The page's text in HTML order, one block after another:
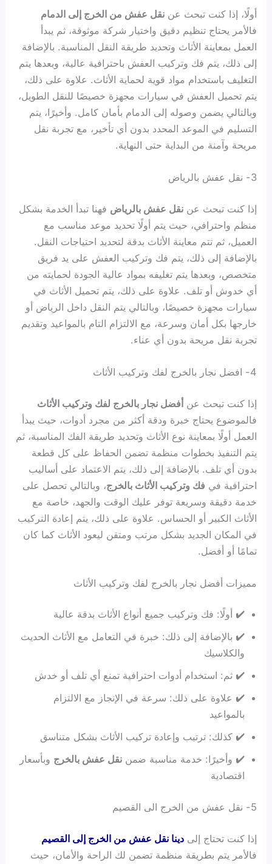
أولًا، إذا كنت تبحث عننقل عفش من الخرج إلى الدمام
فالأمر يحتاج تنظيم دقيق واختيار شركة موثوقة، ثم يبدأ
العمل بمعاينة الأثاث وتحديد طريقة النقل المناسبة. بالإضافة
إلى ذلك، يتم فك وتركيب العفش باحترافية عالية، وبعدها يتم
التغليف باستخدام مواد قوية لحماية الأثاث. علاوة على ذلك،
يتم تحميل العفش في سيارات مجهزة خصيصًا للنقل الطويل،
وبالتالي يضمن وصوله إلى الدمام بأمان كامل. وأخيرًا، يتم
التسليم في الموعد المحدد بدون أي تأخير، مع تجربة نقل
مريحة وآمنة من البداية حتى النهاية.
3- نقل عفش بالرياض
إذا كنت تبحث عننقل عفش بالرياض فهنا تبدأ الخدمة بشكل
منظم واحترافي، حيث يتم أولًا تحديد موعد مناسب مع
العميل، ثم تتم معاينة الأثاث بدقة لتحديد احتياجات النقل.
بالإضافة إلى ذلك، يتم فك وتركيب العفش على يد فريق
متخصص، وبعدها يتم تغليفه بمواد عالية الجودة لحمايته من
أي خدوش أو تلف. علاوة على ذلك، يتم تحميل الأثاث في
سيارات مجهزة خصيصًا، وبالتالي يتم النقل داخل الرياض أو
خارجها بكل أمان وسرعة، مع الالتزام التام بالمواعيد وتقديم
تجربة نقل مريحة بدون أي عناء.
4- افضل نجار بالخرج لفك وتركيب الأثاث
إذا كنت تبحث عنأفضل نجار بالخرج لفك وتركيب الأثاث
فالموضوع يحتاج خبرة ودقة أكثر من مجرد أدوات، حيث يبدأ
العمل أولًا بمعاينة نوع الأثاث وتحديد طريقة الفك المناسبة، ثم
يتم التنفيذ بخطوات منظمة تضمن الحفاظ على كل قطعة
بدون أي تلف. بالإضافة إلى ذلك، يتم الاعتماد على أساليب
احترافية في فك وتركيب الأثاث بالخرج، وبالتالي تحصل على
خدمة دقيقة وسريعة توفر عليك الوقت والجهد، خاصة مع
الأثاث الكبير أو الحساس. علاوة على ذلك، يتم إعادة التركيب
في المكان الجديد بشكل مرتب ومتقن ليعود الأثاث كما كان
تمامًا أو أفضل.
مميزات أفضل نجار بالخرج لفك وتركيب الأثاث
✔️ أولًا: فك وتركيب جميع أنواع الأثاث بدقة عالية
✔️ بالإضافة إلى ذلك: خبرة في التعامل مع الأثاث الحديث
والكلاسيك
✔️ ثم: استخدام أدوات احترافية تمنع أي تلف أو خدش
✔️ علاوة على ذلك: سرعة في الإنجاز مع الالتزام
بالمواعيد
✔️ كذلك: ترتيب وإعادة تركيب الأثاث بشكل متناسق
✔️ وأخيرًا: خدمة مناسبة ضمننقل عفش بالخرج وبأسعار
اقتصادية
5- نقل عفش من الخرج الى القصيم
إذا كنت تحتاج إلىدينا نقل عفش من الخرج إلى القصيم
فالأمر يتم بطريقة منظمة تضمن لك الراحة والأمان، حيث